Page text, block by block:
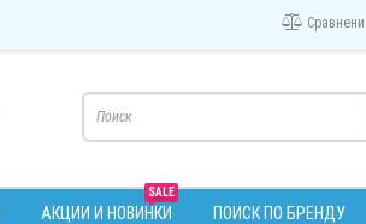
SALE
АКЦИИ И НОВИНКИ ПОИСК ПО БРЕНДУ